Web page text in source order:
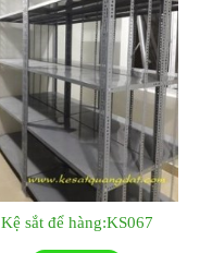
Kệ sắt để hàng:KS067